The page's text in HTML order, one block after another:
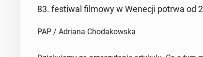
83. fe­sti­wal filmowy w Wenecji potrwa od
PAP / Adriana Chodakowska